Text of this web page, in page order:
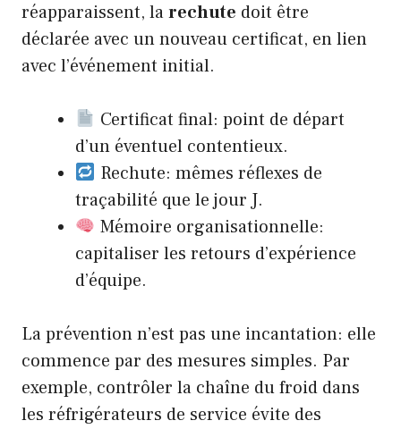
réapparaissent, larechute doit être
déclarée avec un nouveau certificat, en lien
avec l’événement initial.
Certificat final: point de départ
d’un éventuel contentieux.
Rechute: mêmes réflexes de
traçabilité que le jour J.
Mémoire organisationnelle:
capitaliser les retours d’expérience
d’équipe.
La prévention n’est pas une incantation: elle
commence par des mesures simples. Par
exemple, contrôler la chaîne du froid dans
les réfrigérateurs de service évite des